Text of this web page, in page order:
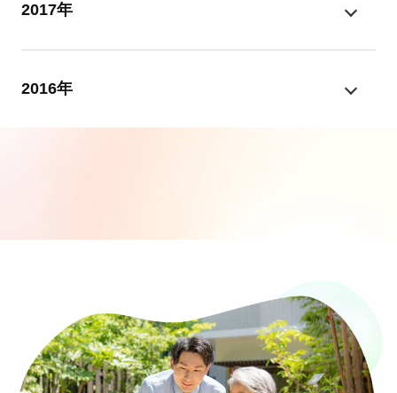
2017年
2016年